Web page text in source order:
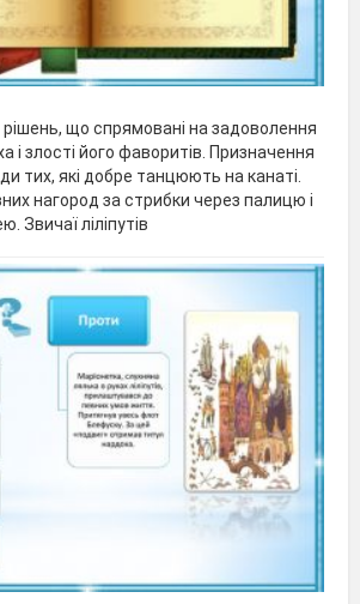
що спрямовані на задоволення
і злості його фаворитів. Призначення
тих, які добре танцюють на канаті.
нагород за стрибки через палицю і
Звичаї ліліпутів